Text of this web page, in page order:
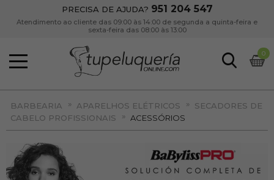
PRECISA DE AJUDA? 951 204 547
Atendimento ao cliente das 09:00 às 14:00 de segunda a quinta-feira e
sexta-feira das 08:00 às 13:00
0
BARBEARIA » APARELHOS ELÉTRICOS » SECADORES DE
CABELO PROFISSIONAIS
» ACESSÓRIOS